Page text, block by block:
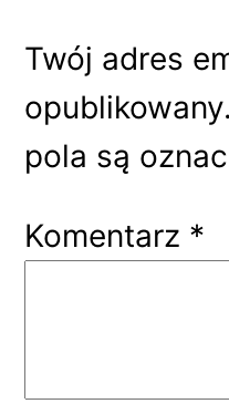
Twój adres
opublikowany.
pola są
Komentarz *